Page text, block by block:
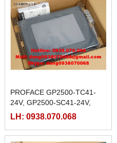
PROFACE GP2500-TC41-
24V, GP2500-SC41-24V,
GP2500-LG41-24V
LH: 0938.070.068